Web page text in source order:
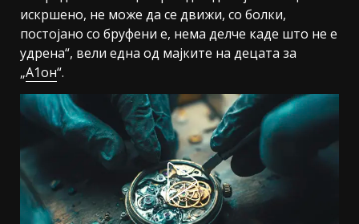
искршено, не може да се движи, со болки,
постојано со бруфени е, нема делче каде што не е
удрена“, вели една од мајките на децата за
„А1он“.